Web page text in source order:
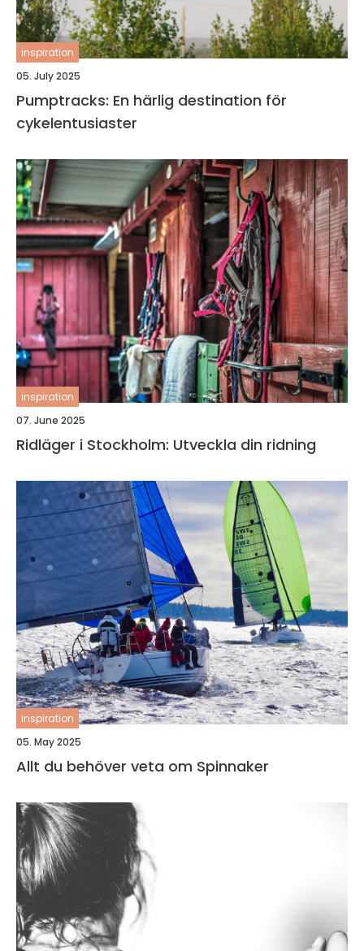
inspiration
05. July 2025
Pumptracks: En härlig destination för
cykelentusiaster
inspiration
07. June 2025
Ridläger i Stockholm: Utveckla din ridning
inspiration
05. May 2025
Allt du behöver veta om Spinnaker